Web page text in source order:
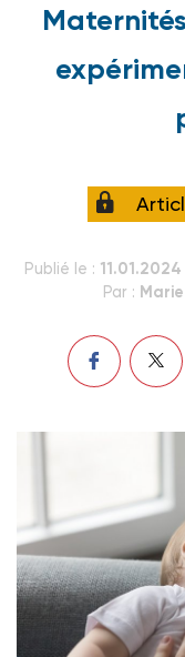
Publié le : 11.01.2024
Par :